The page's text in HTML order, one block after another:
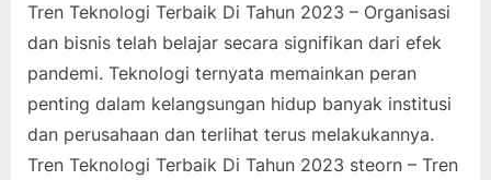
Tren Teknologi Terbaik Di Tahun 2023 – Organisasi
dan bisnis telah belajar secara signifikan dari efek
pandemi. Teknologi ternyata memainkan peran
penting dalam kelangsungan hidup banyak institusi
dan perusahaan dan terlihat terus melakukannya.
Tren Teknologi Terbaik Di Tahun 2023 steorn – Tren